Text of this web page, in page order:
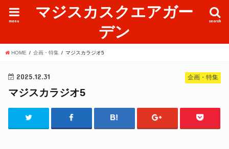
マジスカスクエアガー
デン
search
menu
HOME 企画・特集 マジスカラジオ5
企画・特集
2025.12.31
マジスカラジオ5